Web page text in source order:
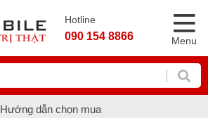
Hotline
090 154 8866 Menu
Hướng dẫn chọn mua